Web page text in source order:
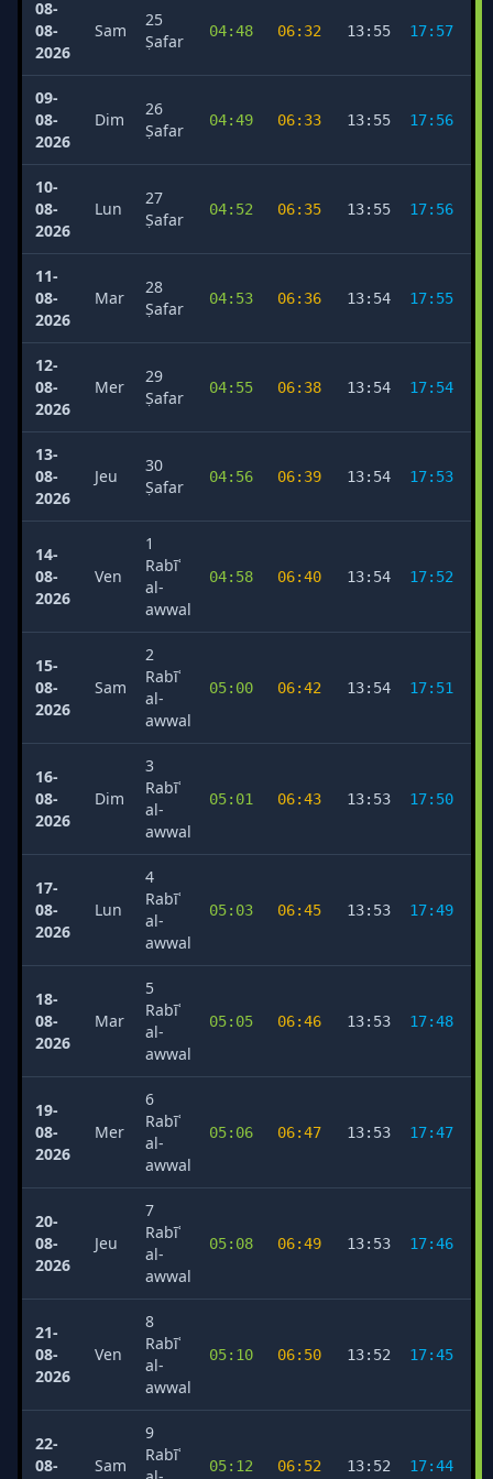
08-
08-
2026
Sam
25
Ṣafar
04:48 06:32 13:55 17:57
09-
08-
2026
Dim
26
Ṣafar
04:49 06:33 13:55 17:56
10-
08-
2026
Lun
27
Ṣafar
04:52 06:35 13:55 17:56
11-
08-
2026
Mar
28
Ṣafar
04:53 06:36 13:54 17:55
12-
08-
2026
Mer
29
Ṣafar
04:55 06:38 13:54 17:54
13-
08-
2026
Jeu
30
Ṣafar
04:56 06:39 13:54 17:53
14-
08-
2026
Ven
1
Rabīʿ
al-
awwal
04:58 06:40 13:54 17:52
15-
08-
2026
Sam
2
Rabīʿ
al-
awwal
05:00 06:42 13:54 17:51
16-
08-
2026
Dim
3
Rabīʿ
al-
awwal
05:01 06:43 13:53 17:50
17-
08-
2026
Lun
4
Rabīʿ
al-
awwal
05:03 06:45 13:53 17:49
18-
08-
2026
Mar
5
Rabīʿ
al-
awwal
05:05 06:46 13:53 17:48
19-
08-
2026
Mer
6
Rabīʿ
al-
awwal
05:06 06:47 13:53 17:47
20-
08-
2026
Jeu
7
Rabīʿ
al-
awwal
05:08 06:49 13:53 17:46
21-
08-
2026
Ven
8
Rabīʿ
al-
awwal
05:10 06:50 13:52 17:45
22-
08-
Sam
9
Rabīʿ
05:12 06:52 13:52 17:44